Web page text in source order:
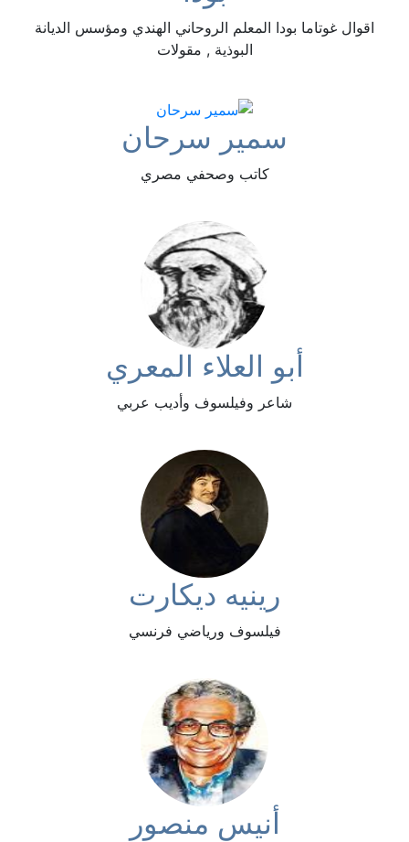
اقوال غوتاما بودا المعلم الروحاني الهندي ومؤسس الديانة
البوذية , مقولات
سمير سرحان
كاتب وصحفي مصري
أبو العلاء المعري
شاعر وفيلسوف وأديب عربي
رينيه ديكارت
فيلسوف ورياضي فرنسي
أنيس منصور